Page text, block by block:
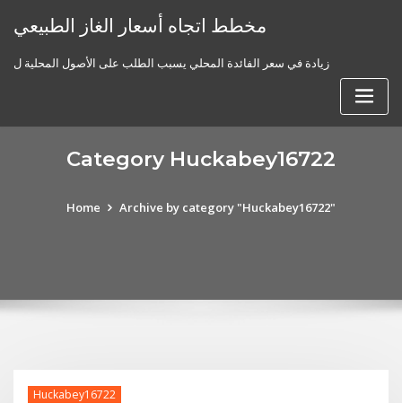
مخطط اتجاه أسعار الغاز الطبيعي
زيادة في سعر الفائدة المحلي يسبب الطلب على الأصول المحلية ل
Category Huckabey16722
Home Archive by category "Huckabey16722"
Huckabey16722